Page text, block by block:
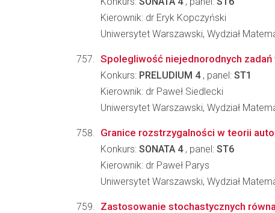
Kierownik: dr Eryk Kopczyński
Uniwersytet Warszawski, Wydział
Spolegliwość niejednorodnych
Konkurs: PRELUDIUM 4, panel: ST1
Kierownik: dr Paweł Siedlecki
Uniwersytet Warszawski, Wydział
Granice rozstrzygalności w teorii
Konkurs: SONATA 4, panel: ST6
Kierownik: dr Paweł Parys
Uniwersytet Warszawski, Wydział
Zastosowanie stochastycznych